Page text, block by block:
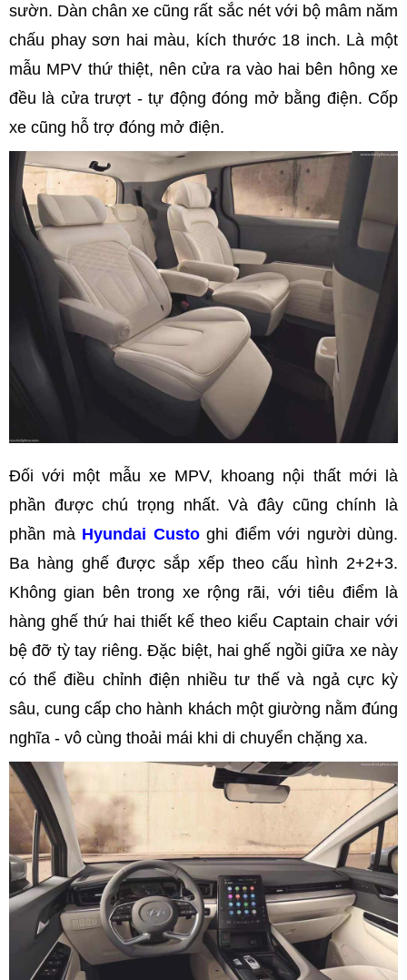
sườn. Dàn chân xe cũng rất sắc nét với bộ mâm năm
chấu phay sơn hai màu, kích thước 18 inch. Là một
mẫu MPV thứ thiệt, nên cửa ra vào hai bên hông xe
đều là cửa trượt - tự động đóng mở bằng điện. Cốp
xe cũng hỗ trợ đóng mở điện.
Đối với một mẫu xe MPV, khoang nội thất mới là
phần được chú trọng nhất. Và đây cũng chính là
phần mà Hyundai Custoghi điểm với người dùng.
Ba hàng ghế được sắp xếp theo cấu hình 2+2+3.
Không gian bên trong xe rộng rãi, với tiêu điểm là
hàng ghế thứ hai thiết kế theo kiểu Captain chair với
bệ đỡ tỳ tay riêng. Đặc biệt, hai ghế ngồi giữa xe này
có thể điều chỉnh điện nhiều tư thế và ngả cực kỳ
sâu, cung cấp cho hành khách một giường nằm đúng
nghĩa - vô cùng thoải mái khi di chuyển chặng xa.